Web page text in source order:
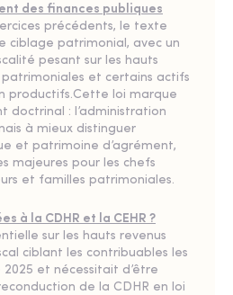
des finances publiques
précédents, le texte
ciblage patrimonial, avec un
pesant sur les hauts
patrimoniales et certains actifs
productifs.Cette loi marque
doctrinal : l’administration
à mieux distinguer
et patrimoine d’agrément,
majeures pour les chefs
et familles patrimoniales.
à la CDHR et la CEHR ?
sur les hauts revenus
ciblant les contribuables les
2025 et nécessitait d’être
de la CDHR en loi